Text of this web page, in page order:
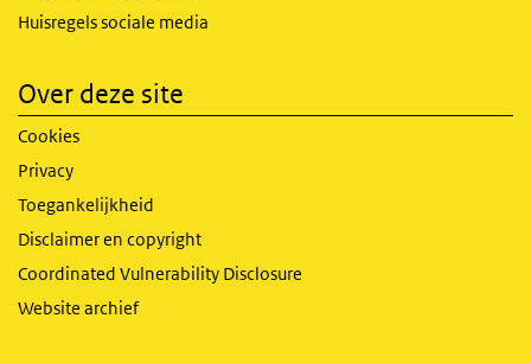
Huisregels sociale media
Over deze site
Cookies
Privacy
Toegankelijkheid
Disclaimer en copyright
Coordinated Vulnerability Disclosure
Website archief